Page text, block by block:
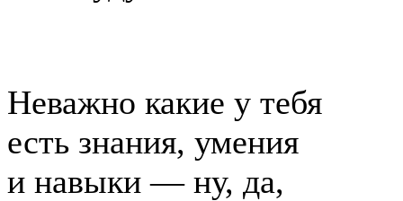
Неважно какие у тебя
есть знания, умения
и навыки — ну, да,